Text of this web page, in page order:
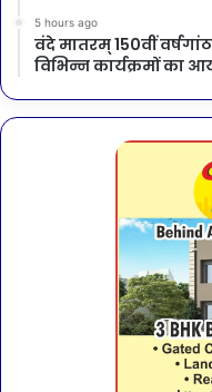
5 hours ago
वंदे मातरम् 150वीं
विभिन्न कार्यक्रमों का